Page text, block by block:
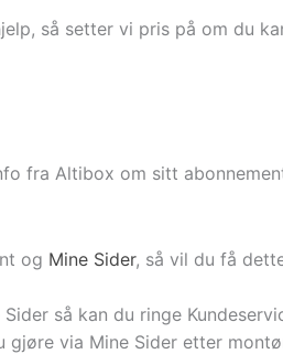
så setter vi pris på om du
fra Altibox om sitt
og Mine Sider, så vil du få
så kan du ringe
via Mine Sider etter